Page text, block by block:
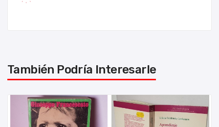
También Podría Interesarle